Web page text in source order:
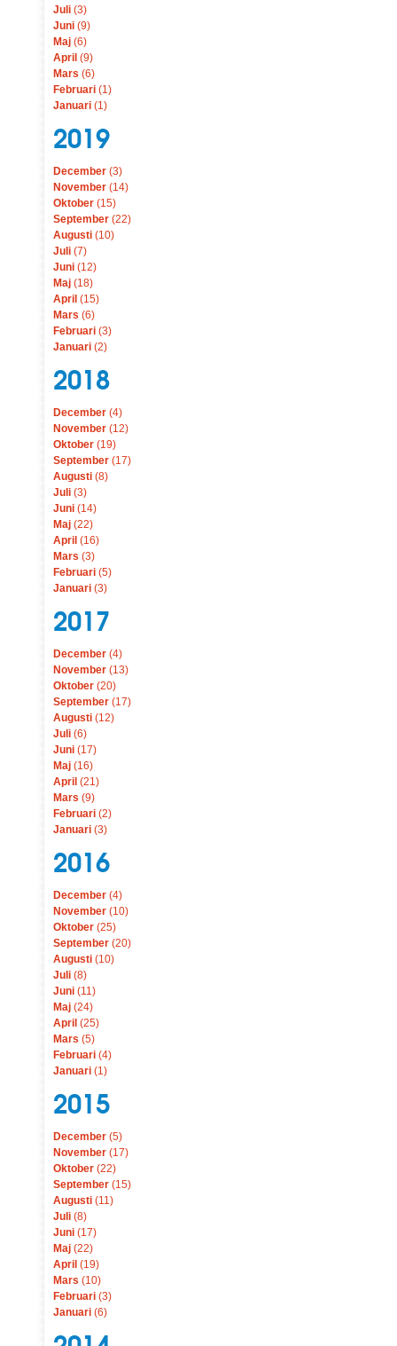
Juli (3)
Juni (9)
Maj (6)
April (9)
Mars (6)
Februari (1)
Januari (1)
2019
December (3)
November (14)
Oktober (15)
September (22)
Augusti (10)
Juli (7)
Juni (12)
Maj (18)
April (15)
Mars (6)
Februari (3)
Januari (2)
2018
December (4)
November (12)
Oktober (19)
September (17)
Augusti (8)
Juli (3)
Juni (14)
Maj (22)
April (16)
Mars (3)
Februari (5)
Januari (3)
2017
December (4)
November (13)
Oktober (20)
September (17)
Augusti (12)
Juli (6)
Juni (17)
Maj (16)
April (21)
Mars (9)
Februari (2)
Januari (3)
2016
December (4)
November (10)
Oktober (25)
September (20)
Augusti (10)
Juli (8)
Juni (11)
Maj (24)
April (25)
Mars (5)
Februari (4)
Januari (1)
2015
December (5)
November (17)
Oktober (22)
September (15)
Augusti (11)
Juli (8)
Juni (17)
Maj (22)
April (19)
Mars (10)
Februari (3)
Januari (6)